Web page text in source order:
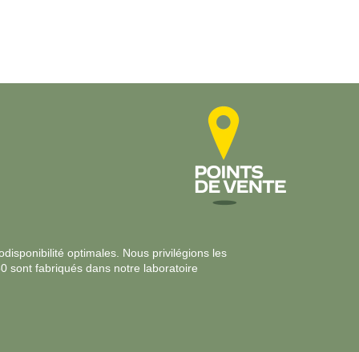
optimales. Nous privilégions les
sont fabriqués dans notre laboratoire